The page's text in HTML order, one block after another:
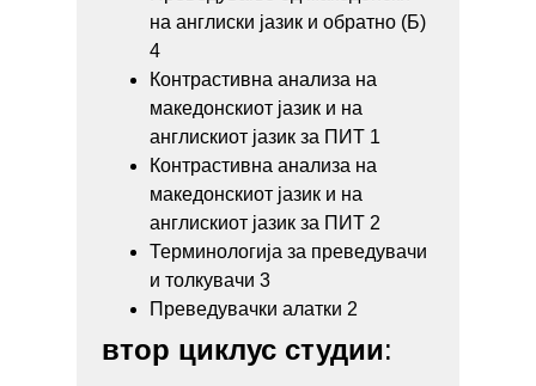
на англиски јазик и обратно (Б)
4
Контрастивна анализа на
македонскиот јазик и на
англискиот јазик за ПИТ 1
Контрастивна анализа на
македонскиот јазик и на
англискиот јазик за ПИТ 2
Терминологија за преведувачи
и толкувачи 3
Преведувачки алатки 2
втор циклус студии: